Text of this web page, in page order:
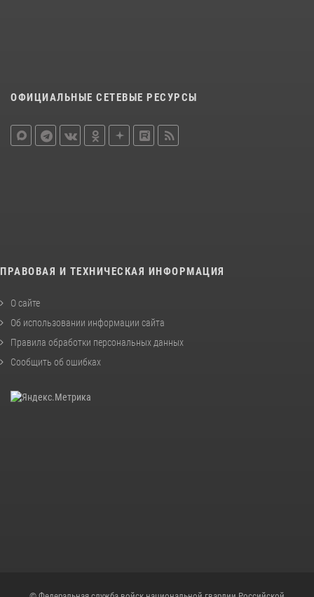
ОФИЦИАЛЬНЫЕ СЕТЕВЫЕ РЕСУРСЫ
ПРАВОВАЯ И ТЕХНИЧЕСКАЯ ИНФОРМАЦИЯ
О сайте
Об использовании информации сайта
Правила обработки персональных данных
Сообщить об ошибках